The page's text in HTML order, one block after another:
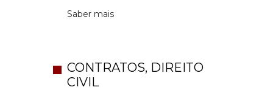
Saber mais
CONTRATOS, DIREITO
CIVIL